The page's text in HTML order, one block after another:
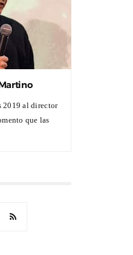
2019 al director
que las